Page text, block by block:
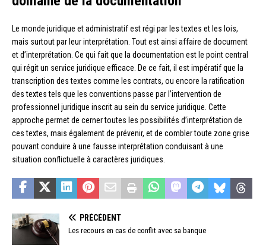
Le monde juridique et administratif est régi par les textes et les lois,
mais surtout par leur interprétation. Tout est ainsi affaire de document
et d’interprétation. Ce qui fait que la documentation est le point central
qui régit un service juridique efficace. De ce fait, il est impératif que la
transcription des textes comme les contrats, ou encore la ratification
des textes tels que les conventions passe par l’intervention de
professionnel juridique inscrit au sein du service juridique. Cette
approche permet de cerner toutes les possibilités d’interprétation de
ces textes, mais également de prévenir, et de combler toute zone grise
pouvant conduire à une fausse interprétation conduisant à une
situation conflictuelle à caractères juridiques.
PRÉCÉDENT
Les recours en cas de conflit avec sa banque